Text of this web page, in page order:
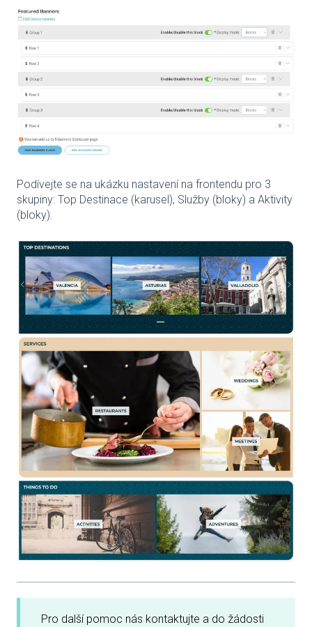
Podívejte se na ukázku nastavení na frontendu pro 3
skupiny: Top Destinace (karusel), Služby (bloky) a Aktivity
(bloky).
Pro další pomoc nás kontaktujte a do žádosti